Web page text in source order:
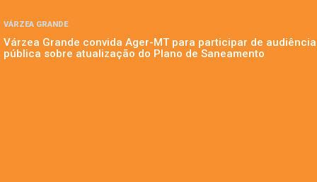
VÁRZEA GRANDE
Várzea Grande convida Ager-MT para participar de audiência
pública sobre atualização do Plano de Saneamento